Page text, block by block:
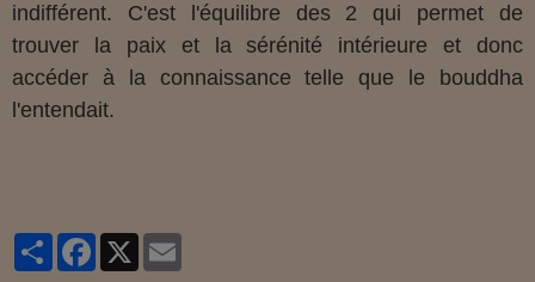
indifférent. C'est l'équilibre des 2 qui permet de
trouver la paix et la sérénité intérieure et donc
accéder à la connaissance telle que le bouddha
l'entendait.
PartagerFacebook